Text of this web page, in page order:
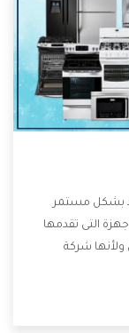
بشكل مستمر
التى تقدمها
ولأنها شركة
تسهل على